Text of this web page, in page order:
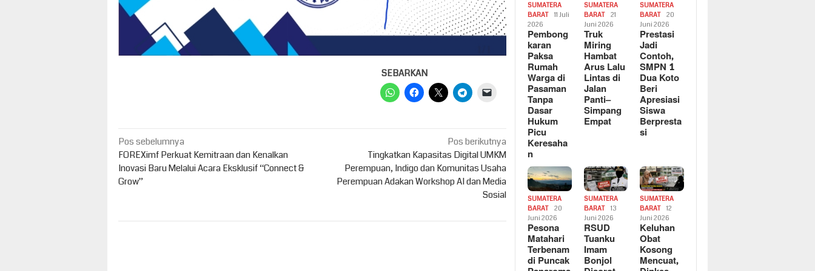
SEBARKAN
Navigasi
pos
Pos sebelumnya
FOREXimf Perkuat Kemitraan dan Kenalkan
Inovasi Baru Melalui Acara Eksklusif “Connect &
Grow”
Pos berikutnya
Tingkatkan Kapasitas Digital UMKM
Perempuan, Indigo dan Komunitas Usaha
Perempuan Adakan Workshop AI dan Media
Sosial
SUMATERA
BARAT
11 Juli
2026
Pembong
karan
Paksa
Rumah
Warga di
Pasaman
Tanpa
Dasar
Hukum
Picu
Keresaha
n
SUMATERA
BARAT
21
Juni 2026
Truk
Miring
Hambat
Arus Lalu
Lintas di
Jalan
Panti–
Simpang
Empat
SUMATERA
BARAT
20
Juni 2026
Prestasi
Jadi
Contoh,
SMPN 1
Dua Koto
Beri
Apresiasi
Siswa
Berpresta
si
SUMATERA
BARAT
20
Juni 2026
Pesona
Matahari
Terbenam
di Puncak
SUMATERA
BARAT
13
Juni 2026
RSUD
Tuanku
Imam
Bonjol
SUMATERA
BARAT
12
Juni 2026
Keluhan
Obat
Kosong
Mencuat,